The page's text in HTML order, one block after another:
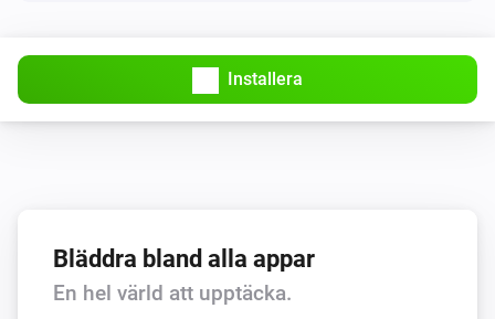
Installera
Bläddra bland alla appar
En hel värld att upptäcka.